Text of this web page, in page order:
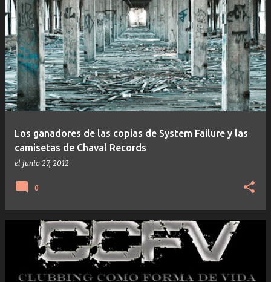
Los ganadores de las copias de System Failure y las
camisetas de Chaval Records
el junio 27, 2012
0